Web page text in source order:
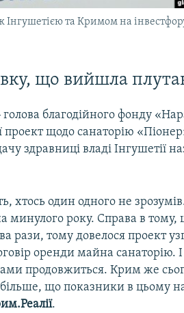
та Кримом на
що вийшла
благодійного фонду
щодо санаторію
здравниці владі Інгушетії
хтось один одного не
минулого року. Справа в тому,
рази, тому довелося проект
оренди майна санаторію.
продовжиться. Крим же
що показники в цьому
.